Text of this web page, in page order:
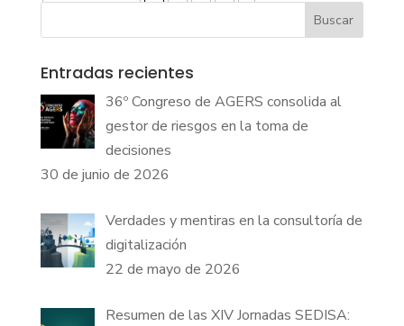
Buscar
Entradas recientes
36º Congreso de AGERS consolida al
gestor de riesgos en la toma de
decisiones
30 de junio de 2026
Verdades y mentiras en la consultoría de
digitalización
22 de mayo de 2026
Resumen de las XIV Jornadas SEDISA: